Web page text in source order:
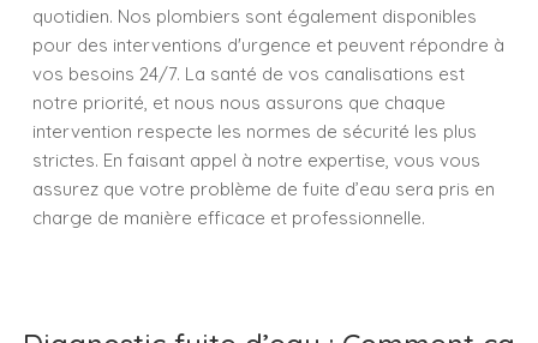
quotidien. Nos plombiers sont également disponibles
pour des interventions d'urgence et peuvent répondre à
vos besoins 24/7. La santé de vos canalisations est
notre priorité, et nous nous assurons que chaque
intervention respecte les normes de sécurité les plus
strictes. En faisant appel à notre expertise, vous vous
assurez que votre problème de fuite d’eau sera pris en
charge de manière efficace et professionnelle.